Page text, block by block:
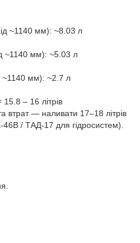
~1140 мм): ~8.03 л
~1140 мм): ~5.03 л
~1140 мм): ~2.7 л
– 16 літрів
втрат — наливати 17–18 літрів
/ ТАД-17 для гідросистем).